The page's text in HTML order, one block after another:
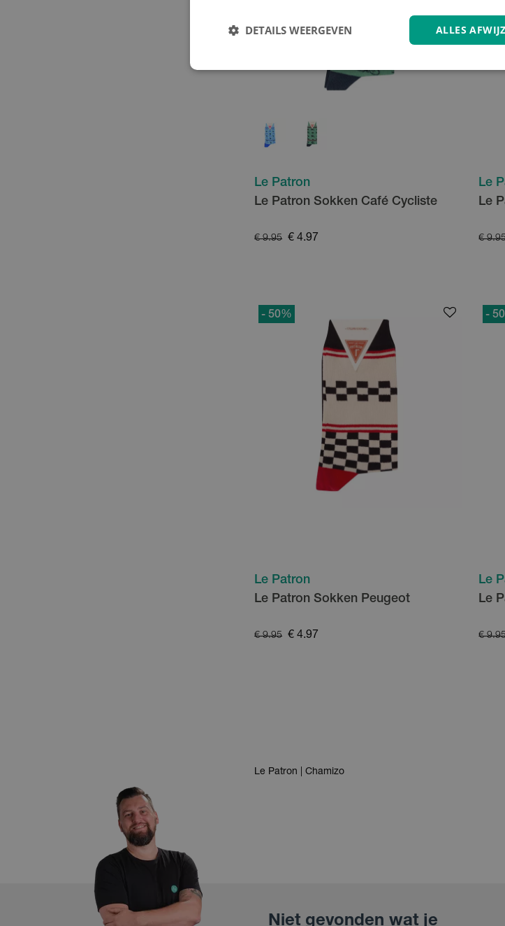
Le Patron
Le Patron Sokken Café Cycliste
€ 9.95 € 4.97
Le
Le
€
- 50%
Le Patron
Le Patron Sokken Peugeot
€ 9.95 € 4.97
- 50
Le
Le
€
Le Patron | Chamizo
Niet gevonden wat je
ALLES
DETAILS WEERGEVEN